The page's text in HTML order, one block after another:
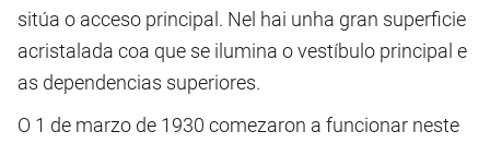
sitúa o acceso principal. Nel hai unha gran superficie
acristalada coa que se ilumina o vestíbulo principal e
as dependencias superiores.
O 1 de marzo de 1930 comezaron a funcionar neste